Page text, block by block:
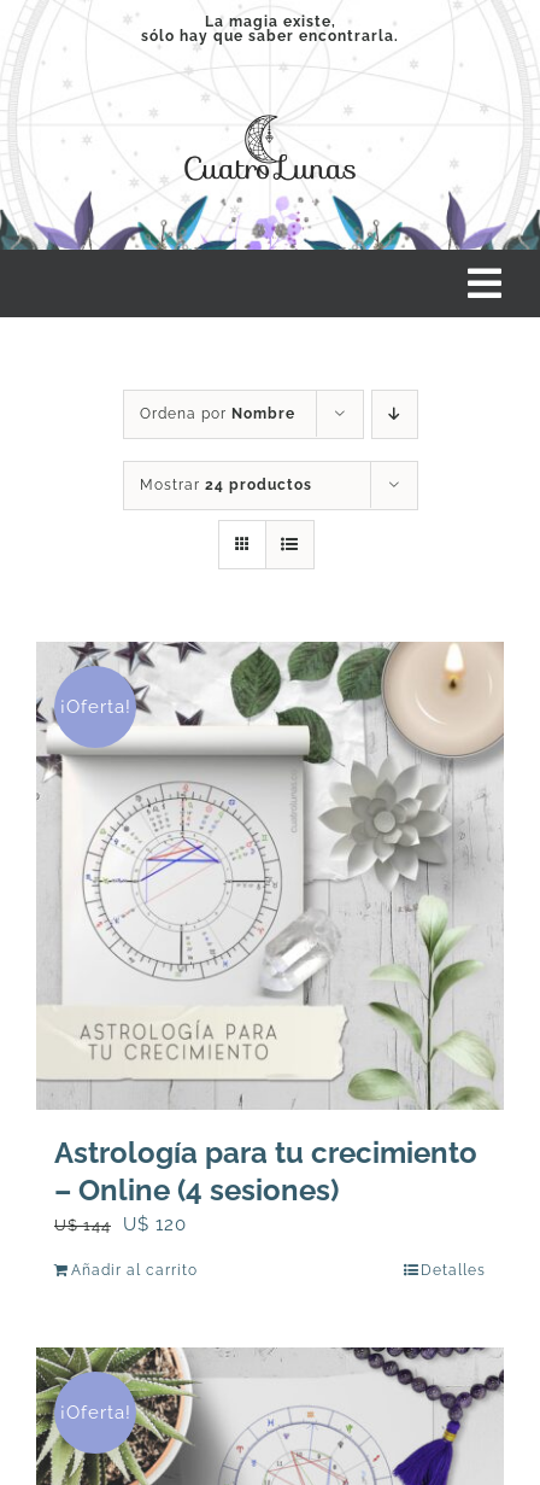
Saltar
contenido
La magia existe,
sólo hay que saber encontrarla.
SERVICIOS
PRODUCTOS
ARTÍCULOS
ACERCA
CONTACTO
Ordena por Nombre
Mostrar 24 productos
¡Oferta!
Astrología para tu crecimiento
– Online (4 sesiones)
U$144
El
U$
144.
U$ 120
U$
120.
Añadir al carrito Detalles
¡Oferta!